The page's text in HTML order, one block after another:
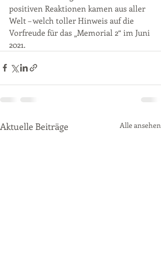
positiven Reaktionen kamen aus aller
Welt – welch toller Hinweis auf die
Vorfreude für das „Memorial 2“ im Juni
2021.
Aktuelle Beiträge Alle ansehen